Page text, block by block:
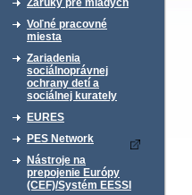
Záruky pre mladých
Voľné pracovné
miesta
Zariadenia
sociálnoprávnej
ochrany detí a
sociálnej kurately
EURES
PES Network
Nástroje na
prepojenie Európy
(CEF)/Systém EESSI